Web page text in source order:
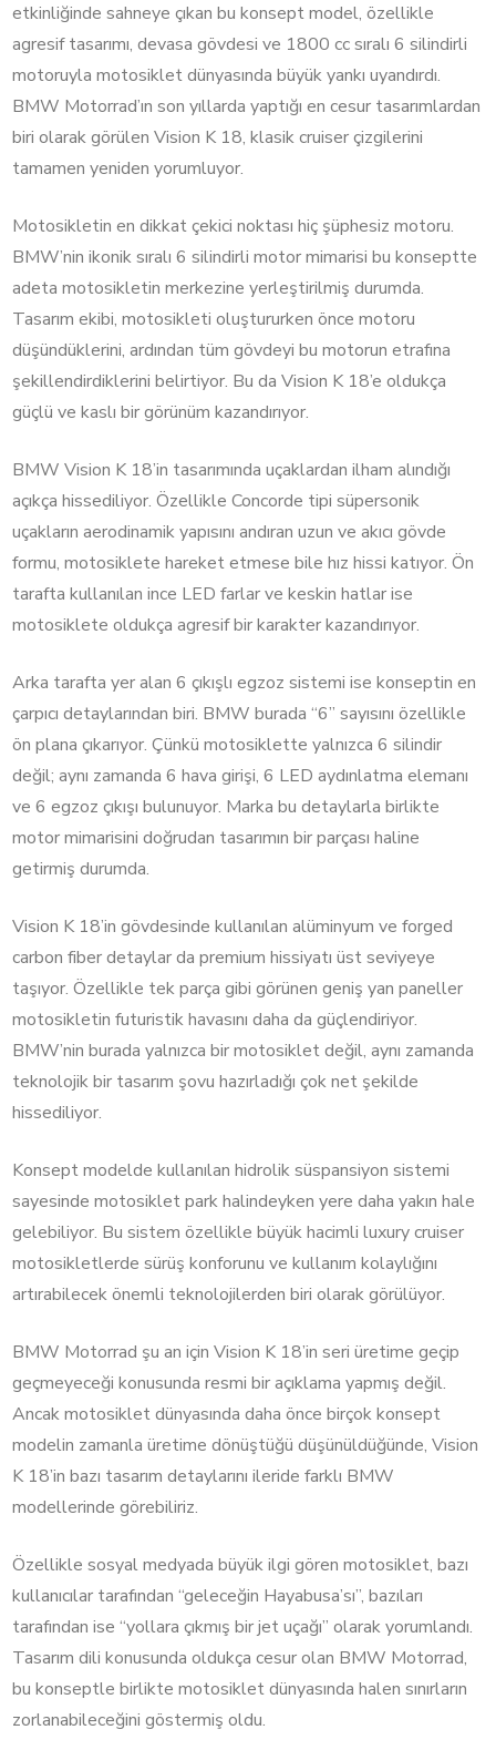
etkinliğinde sahneye çıkan bu konsept model, özellikle
agresif tasarımı, devasa gövdesi ve 1800 cc sıralı 6 silindirli
motoruyla motosiklet dünyasında büyük yankı uyandırdı.
BMW Motorrad’ın son yıllarda yaptığı en cesur tasarımlardan
biri olarak görülen Vision K 18, klasik cruiser çizgilerini
tamamen yeniden yorumluyor.
Motosikletin en dikkat çekici noktası hiç şüphesiz motoru.
BMW’nin ikonik sıralı 6 silindirli motor mimarisi bu konseptte
adeta motosikletin merkezine yerleştirilmiş durumda.
Tasarım ekibi, motosikleti oluştururken önce motoru
düşündüklerini, ardından tüm gövdeyi bu motorun etrafına
şekillendirdiklerini belirtiyor. Bu da Vision K 18’e oldukça
güçlü ve kaslı bir görünüm kazandırıyor.
BMW Vision K 18’in tasarımında uçaklardan ilham alındığı
açıkça hissediliyor. Özellikle Concorde tipi süpersonik
uçakların aerodinamik yapısını andıran uzun ve akıcı gövde
formu, motosiklete hareket etmese bile hız hissi katıyor. Ön
tarafta kullanılan ince LED farlar ve keskin hatlar ise
motosiklete oldukça agresif bir karakter kazandırıyor.
Arka tarafta yer alan 6 çıkışlı egzoz sistemi ise konseptin en
çarpıcı detaylarından biri. BMW burada “6” sayısını özellikle
ön plana çıkarıyor. Çünkü motosiklette yalnızca 6 silindir
değil; aynı zamanda 6 hava girişi, 6 LED aydınlatma elemanı
ve 6 egzoz çıkışı bulunuyor. Marka bu detaylarla birlikte
motor mimarisini doğrudan tasarımın bir parçası haline
getirmiş durumda.
Vision K 18’in gövdesinde kullanılan alüminyum ve forged
carbon fiber detaylar da premium hissiyatı üst seviyeye
taşıyor. Özellikle tek parça gibi görünen geniş yan paneller
motosikletin futuristik havasını daha da güçlendiriyor.
BMW’nin burada yalnızca bir motosiklet değil, aynı zamanda
teknolojik bir tasarım şovu hazırladığı çok net şekilde
hissediliyor.
Konsept modelde kullanılan hidrolik süspansiyon sistemi
sayesinde motosiklet park halindeyken yere daha yakın hale
gelebiliyor. Bu sistem özellikle büyük hacimli luxury cruiser
motosikletlerde sürüş konforunu ve kullanım kolaylığını
artırabilecek önemli teknolojilerden biri olarak görülüyor.
BMW Motorrad şu an için Vision K 18’in seri üretime geçip
geçmeyeceği konusunda resmi bir açıklama yapmış değil.
Ancak motosiklet dünyasında daha önce birçok konsept
modelin zamanla üretime dönüştüğü düşünüldüğünde, Vision
K 18’in bazı tasarım detaylarını ileride farklı BMW
modellerinde görebiliriz.
Özellikle sosyal medyada büyük ilgi gören motosiklet, bazı
kullanıcılar tarafından “geleceğin Hayabusa’sı”, bazıları
tarafından ise “yollara çıkmış bir jet uçağı” olarak yorumlandı.
Tasarım dili konusunda oldukça cesur olan BMW Motorrad,
bu konseptle birlikte motosiklet dünyasında halen sınırların
zorlanabileceğini göstermiş oldu.